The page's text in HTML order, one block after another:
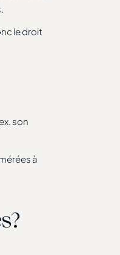
le droit
son
à